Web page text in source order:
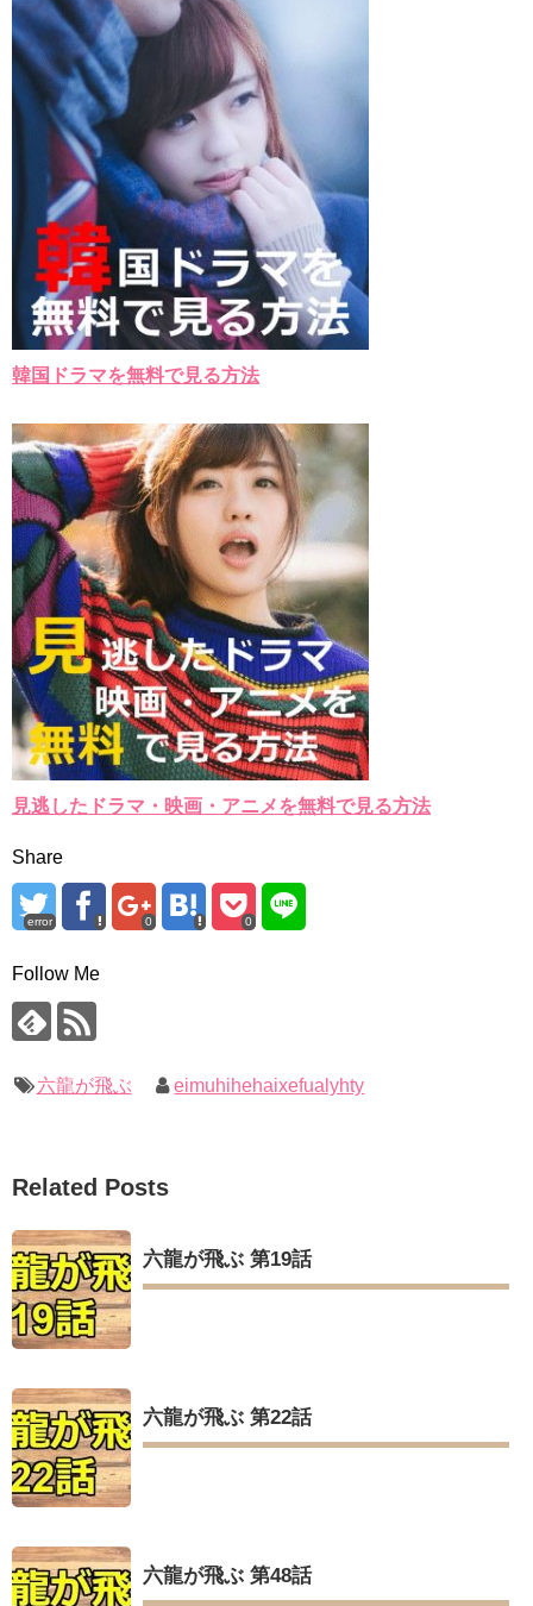
韓国ドラマを無料で見る方法
見逃したドラマ・映画・アニメを無料で見る方法
Share
error 0 0
Follow Me
六龍が飛ぶ eimuhihehaixefualyhty
Related Posts
六龍が飛ぶ 第19話
六龍が飛ぶ 第22話
六龍が飛ぶ 第48話